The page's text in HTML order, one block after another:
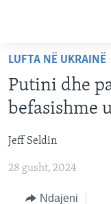
faqen
kryesore
Kalo
tek
faqja
kryesore
Kalo
FAQJA KRYESORE
KATEGORITË
BALLKANI
EVROPA
BOTA
FOLLOW US
LUFTA NË UKRAINË
Putini dhe
befasishme
Jeff Seldin
28 gusht, 2024
Ndajeni